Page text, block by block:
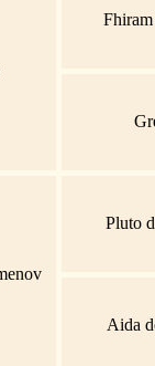
Pluto
Aida